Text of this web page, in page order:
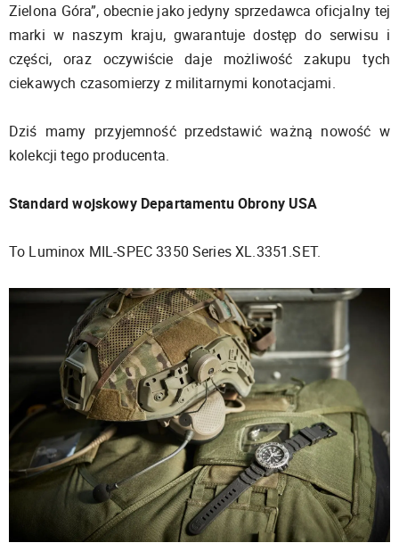
Zielona Góra”, obecnie jako jedyny sprzedawca oficjalny tej
marki w naszym kraju, gwarantuje dostęp do serwisu i
części, oraz oczywiście daje możliwość zakupu tych
ciekawych czasomierzy z militarnymi konotacjami.
Dziś mamy przyjemność przedstawić ważną nowość w
kolekcji tego producenta.
Standard wojskowy Departamentu Obrony USA
To Luminox MIL-SPEC 3350 Series XL.3351.SET.